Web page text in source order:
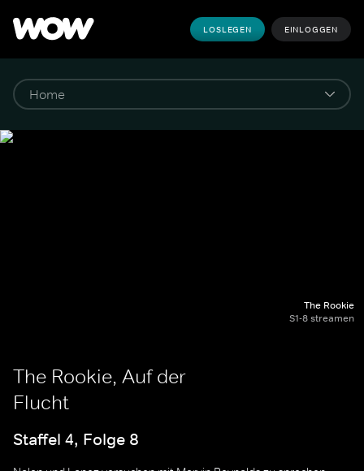
LOSLEGEN EINLOGGEN
The Rookie
S1-8 streamen
The Rookie, Auf der
Flucht
Staffel 4, Folge 8